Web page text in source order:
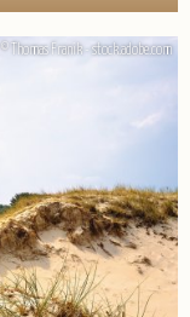
© Thomas Franik - stock.adobe.com